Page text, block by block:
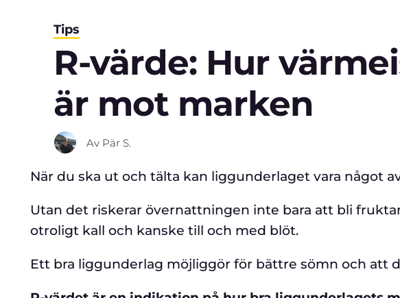
Tips
R-värde: Hur
är mot marken
Av Pär S.
När du ska ut och tälta kan liggunderlaget vara något
Utan det riskerar övernattningen inte bara att bli
otroligt kall och kanske till och med blöt.
Ett bra liggunderlag möjliggör för bättre sömn och att